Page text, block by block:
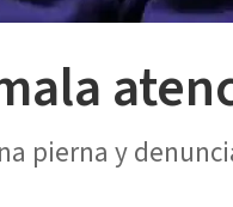
pierna y